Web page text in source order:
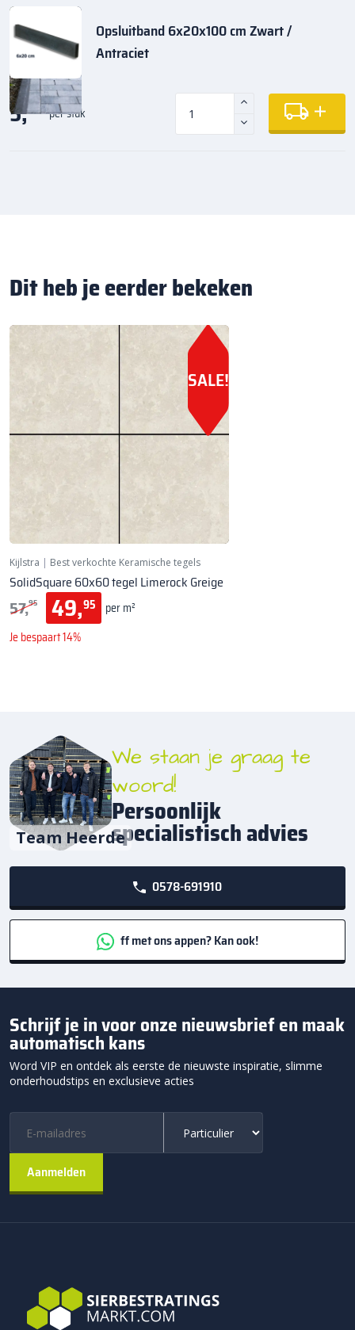
Opsluitband 6x20x100 cm Zwart /
Antraciet
5,35 per stuk
Dit heb je eerder bekeken
SALE!
Kijlstra | Best verkochte Keramische tegels
SolidSquare 60x60 tegel Limerock Greige
57,95 49,95
per m²
Je bespaart 14%
Team Heerde
We staan je graag te
woord!
Persoonlijk
specialistisch advies
0578-691910
ff met ons appen? Kan ook!
Schrijf je in voor onze nieuwsbrief en maak
automatisch kans
Word VIP en ontdek als eerste de nieuwste inspiratie, slimme
onderhoudstips en exclusieve acties